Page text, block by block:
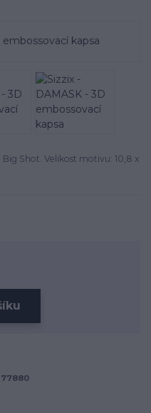
Shot. Velikost motivu: 10,8 x